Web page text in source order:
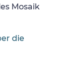
Mosaik
die